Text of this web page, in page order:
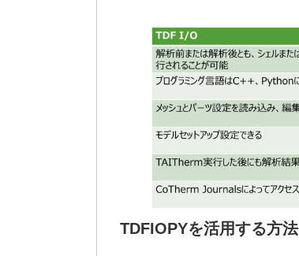
TDFIOPYを活用する方法